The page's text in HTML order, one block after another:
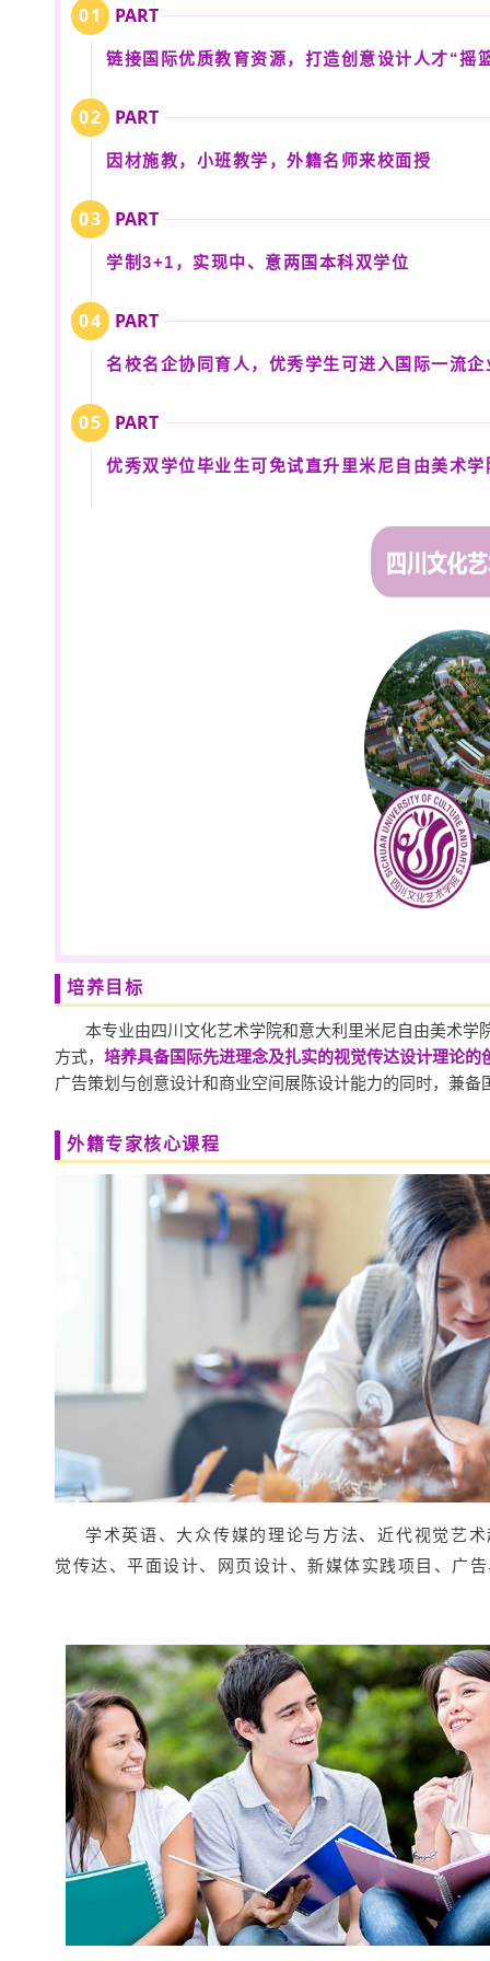
01 PART
链接国际优质教育资源，打造创意设计人才“摇
02 PART
因材施教，小班教学，外籍名师来校面授
03 PART
学制3+1，实现中、意两国本科双学位
04 PART
名校名企协同育人，优秀学生可进入国际一流企
05 PART
优秀双学位毕业生可免试直升里米尼自由美术
培养目标
本专业由四川文化艺术学院和意大利里米尼自由美术
方式， 培养具备国际先进理念及扎实的视觉传达设计理论
广告策划与创意设计和商业空间展陈设计能力的同时，兼
外籍专家核心课程
学术英语、大众传媒的理论与方法、近代视觉艺
觉传达、平面设计、网页设计、新媒体实践项目、广